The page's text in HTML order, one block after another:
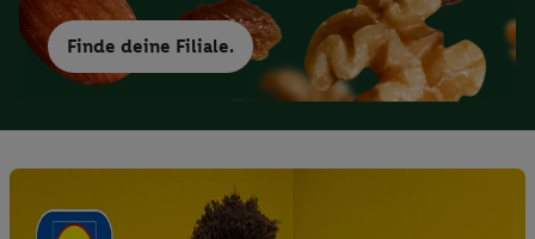
Finde deine Filiale.